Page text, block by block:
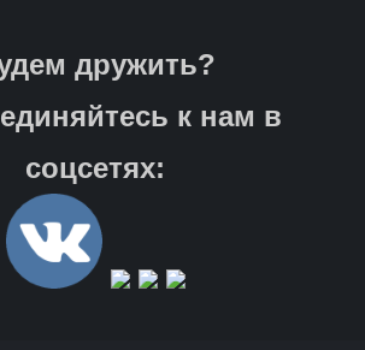
дружить?
к нам в
соцсетях: